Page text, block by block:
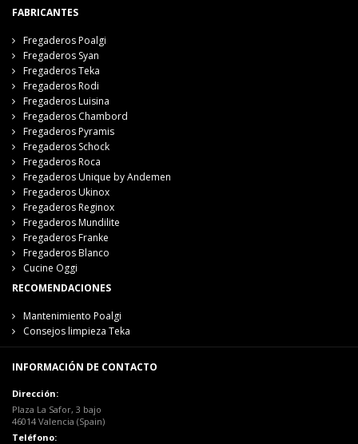
FABRICANTES
Fregaderos Poalgi
Fregaderos Syan
Fregaderos Teka
Fregaderos Rodi
Fregaderos Luisina
Fregaderos Chambord
Fregaderos Pyramis
Fregaderos Schock
Fregaderos Roca
Fregaderos Unique by Andemen
Fregaderos Ukinox
Fregaderos Reginox
Fregaderos Mundilite
Fregaderos Franke
Fregaderos Blanco
Cucine Oggi
RECOMENDACIONES
Mantenimiento Poalgi
Consejos limpieza Teka
INFORMACIÓN DE CONTACTO
Dirección:
Plaza La Safor, 3 bajo
46014 Valencia (Spain)
Teléfono: